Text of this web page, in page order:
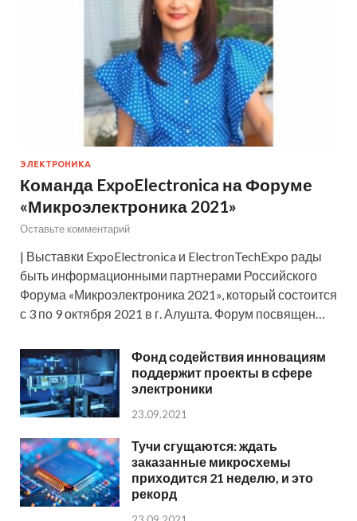
ЭЛЕКТРОНИКА
Команда ExpoElectronica на Форуме
«Микроэлектроника 2021»
Оставьте комментарий
| Выставки ExpoElectronica и ElectronTechExpo рады
быть информационными партнерами Российского
Форума «Микроэлектроника 2021», который состоится
с 3 по 9 октября 2021 в г. Алушта. Форум посвящен…
Фонд содействия инновациям
поддержит проекты в сфере
электроники
23.09.2021
Тучи сгущаются: ждать
заказанные микросхемы
приходится 21 неделю, и это
рекорд